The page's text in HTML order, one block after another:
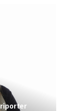
riporter